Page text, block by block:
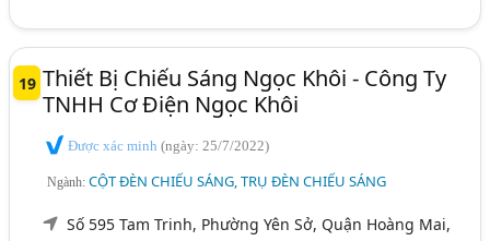
19 Thiết Bị Chiếu Sáng Ngọc Khôi - Công Ty
TNHH Cơ Điện Ngọc Khôi
Được xác minh(ngày: 25/7/2022)
Ngành:CỘT ĐÈN CHIẾU SÁNG, TRỤ ĐÈN CHIẾU SÁNG
Số 595 Tam Trinh, Phường Yên Sở, Quận Hoàng Mai,